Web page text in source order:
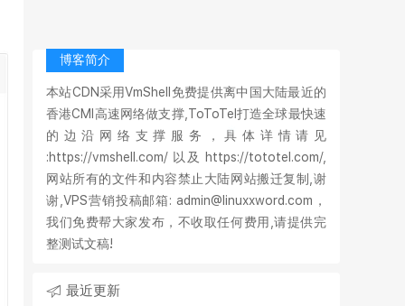
博客简介
本站CDN采用VmShell免费提供离中国大陆最近的
香港CMI高速网络做支撑,ToToTel打造全球最快速
的边沿网络支撑服务，具体详情请见
:https://vmshell.com/ 以及 https://tototel.com/,
网站所有的文件和内容禁止大陆网站搬迁复制,谢
谢,VPS营销投稿邮箱: admin@linuxxword.com，
我们免费帮大家发布，不收取任何费用,请提供完
整测试文稿!
最近更新